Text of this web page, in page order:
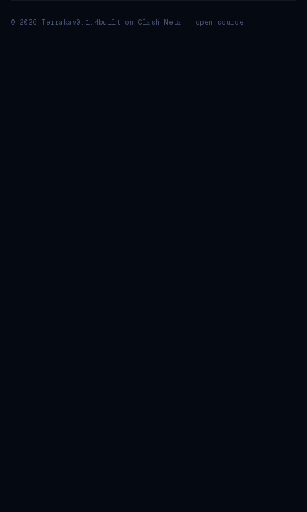
© 2026 Terrakav0.1.4built on Clash.Meta · open source